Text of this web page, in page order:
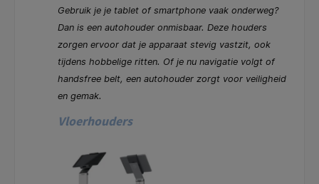
Gebruik je je tablet of smartphone vaak onderweg?
Dan is een autohouder onmisbaar. Deze houders
zorgen ervoor dat je apparaat stevig vastzit, ook
tijdens hobbelige ritten. Of je nu navigatie volgt of
handsfree belt, een autohouder zorgt voor veiligheid
en gemak.
Vloerhouders